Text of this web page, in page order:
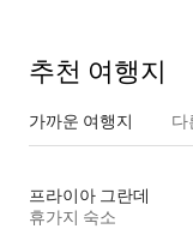
추천 여행지
가까운 여행지 다
프라이아 그란데
휴가지 숙소